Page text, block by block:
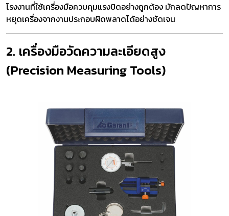
โรงงานที่ใช้เครื่องมือควบคุมแรงบิดอย่างถูกต้อง มักลดปัญหาการ
หยุดเครื่องจากงานประกอบผิดพลาดได้อย่างชัดเจน
2. เครื่องมือวัดความละเอียดสูง
(Precision Measuring Tools)